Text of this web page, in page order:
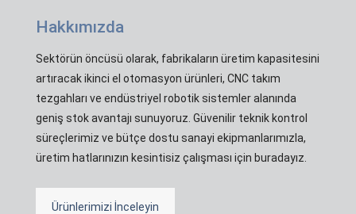
Hakkımızda
Sektörün öncüsü olarak, fabrikaların üretim kapasitesini
artıracak ikinci el otomasyon ürünleri, CNC takım
tezgahları ve endüstriyel robotik sistemler alanında
geniş stok avantajı sunuyoruz. Güvenilir teknik kontrol
süreçlerimiz ve bütçe dostu sanayi ekipmanlarımızla,
üretim hatlarınızın kesintisiz çalışması için buradayız.
Ürünlerimizi İnceleyin